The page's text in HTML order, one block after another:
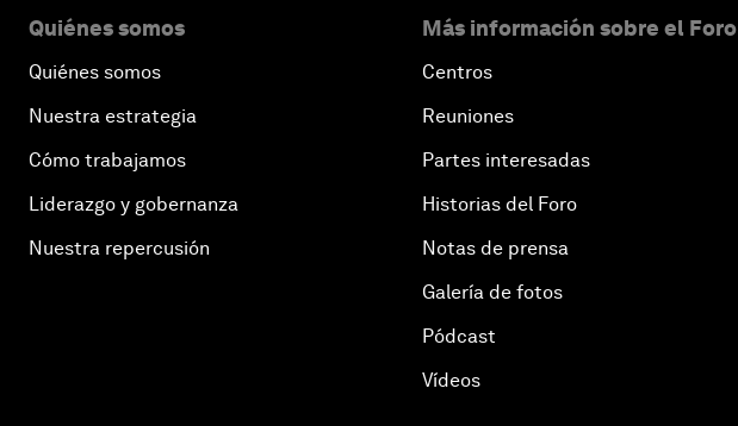
Quiénes somos
Quiénes somos
Nuestra estrategia
Cómo trabajamos
Liderazgo y gobernanza
Nuestra repercusión
Más información sobre el Foro
Centros
Reuniones
Partes interesadas
Historias del Foro
Notas de prensa
Galería de fotos
Pódcast
Vídeos